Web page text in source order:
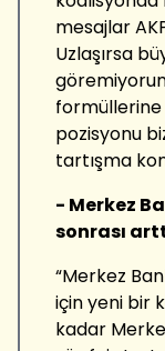
mesajlar
Uzlaşırsa
formüllerine
pozisyonu
tartışma
- Merkez
sonrası
“Merkez
için yeni bir
kadar